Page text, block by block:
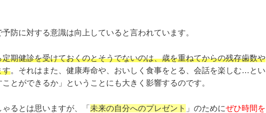
防に対する意識は向上していると言われています。
期健診を受けておくのとそうでないのは、歳を重ねてからの残存歯数や
す。それはまた、健康寿命や、おいしく食事をとる、会話を楽しむ…とい
とができるか」ということにも大きく影響するのです。
るとは思いますが、「 未来の自分へのプレゼント 」のためにぜひ時間を